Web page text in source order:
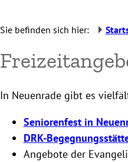
Sie befinden sich hier:
In Neuenrade gibt es
Seniorenfest in
DRK-
Angebote der